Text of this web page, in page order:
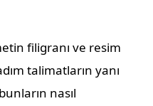
filigranı ve resim
talimatların yanı
nasıl